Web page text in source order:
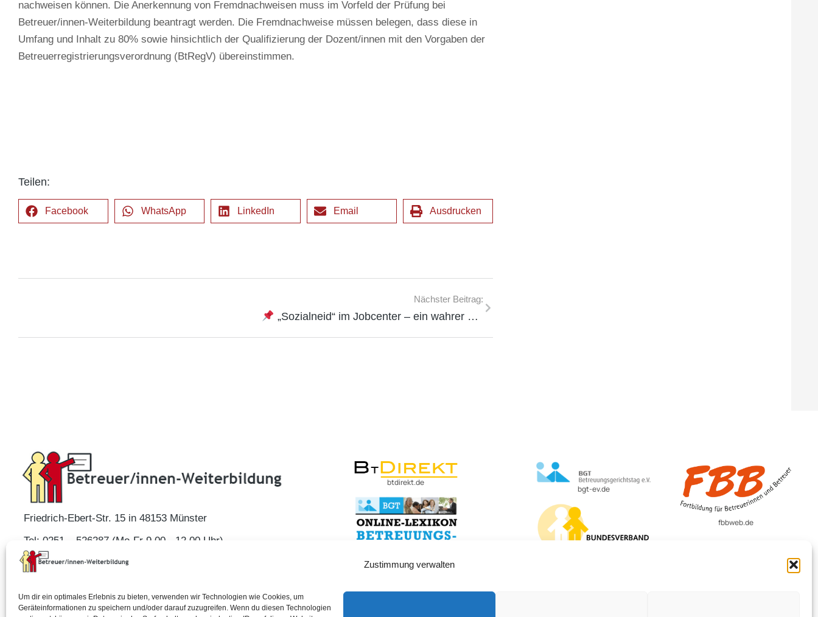
Zustimmung verwalten
Um dir ein optimales Erlebnis zu bieten, verwenden wir Technologien wie Cookies, um
Geräteinformationen zu speichern und/oder darauf zuzugreifen. Wenn du diesen Technologien
nachweisen können. Die Anerkennung von Fremdnachweisen muss im Vorfeld der Prüfung bei
Betreuer/innen-Weiterbildung beantragt werden. Die Fremdnachweise müssen belegen, dass diese in
Umfang und Inhalt zu 80% sowie hinsichtlich der Qualifizierung der Dozent/innen mit den Vorgaben der
Betreuerregistrierungsverordnung (BtRegV) übereinstimmen.
Teilen:
Facebook WhatsApp LinkedIn Email Ausdrucken
Nächster Beitrag:
„Sozialneid“ im Jobcenter – ein wahrer Krimi
Friedrich-Ebert-Str. 15 in 48153 Münster
Tel: 0251 – 526287 (Mo-Fr 9.00 - 12.00 Uhr)
E-Mail: kontakt@betreuer-weiterbildung.de
btdirekt.de
lexikon-betreuungsrecht.de
bgt-ev.de
fbbweb.de